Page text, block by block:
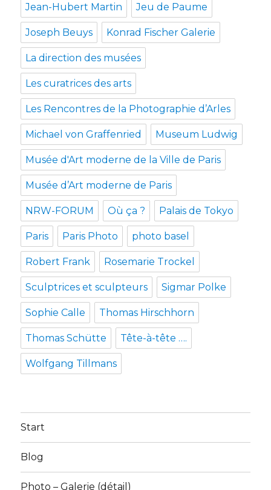
Jean-Hubert Martin Jeu de Paume
Joseph Beuys Konrad Fischer Galerie
La direction des musées
Les curatrices des arts
Les Rencontres de la Photographie d’Arles
Michael von Graffenried Museum Ludwig
Musée d'Art moderne de la Ville de Paris
Musée d’Art moderne de Paris
NRW-FORUM Où ça ? Palais de Tokyo
Paris Paris Photo photo basel
Robert Frank Rosemarie Trockel
Sculptrices et sculpteurs Sigmar Polke
Sophie Calle Thomas Hirschhorn
Thomas Schütte Tête-à-tête ….
Wolfgang Tillmans
Start
Blog
Photo – Galerie (détail)